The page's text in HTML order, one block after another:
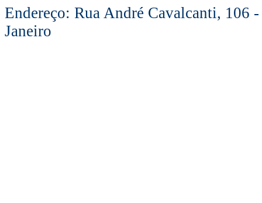
Endereço: Rua André Cavalcanti, 106
Janeiro